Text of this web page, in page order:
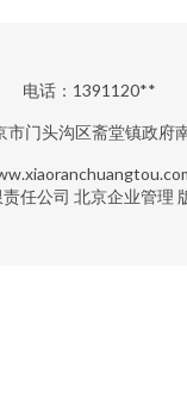
电话：1391120**
市门头沟区斋堂镇政府
任公司 北京企业管理